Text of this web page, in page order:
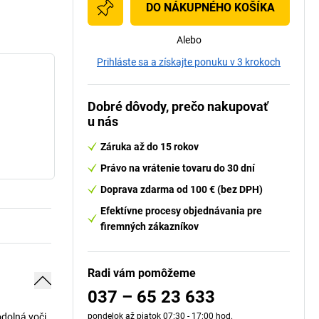
DO NÁKUPNÉHO KOŠÍKA
Alebo
Prihláste sa a získajte ponuku v 3 krokoch
Dobré dôvody, prečo nakupovať
u nás
Záruka až do 15 rokov
Právo na vrátenie tovaru do 30 dní
Doprava zdarma od 100 € (bez DPH)
Efektívne procesy objednávania pre
firemných zákazníkov
Radi vám pomôžeme
037 – 65 23 633
pondelok až piatok 07:30 - 17:00 hod.